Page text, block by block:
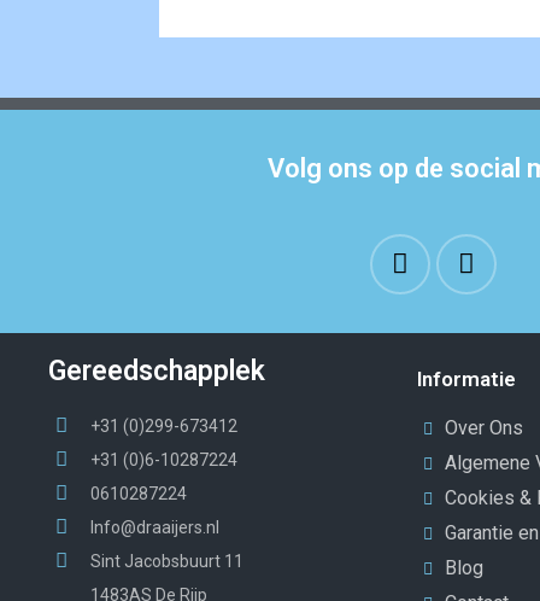
Volg ons op de social
Gereedschapplek
+31 (0)299-673412
+31 (0)6-10287224
0610287224
Info@draaijers.nl
Sint Jacobsbuurt 11
1483AS De Rijp
Informatie
Over Ons
Algemene
Cookies &
Garantie
Blog